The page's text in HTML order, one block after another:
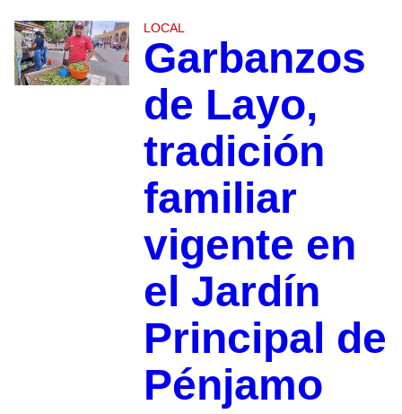
LOCAL
Garbanzos
de Layo,
tradición
familiar
vigente en
el Jardín
Principal de
Pénjamo